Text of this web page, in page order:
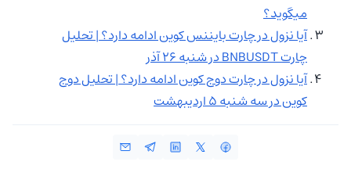
میگوید؟
آیا نزول در چارت بایننس کوین ادامه دارد؟ | تحلیل
چارت BNBUSDT در شنبه ۲۶ آذر
آیا نزول در چارت دوج کوین ادامه دارد؟ | تحلیل دوج
کوین در سه شنبه ۵ اردیبهشت